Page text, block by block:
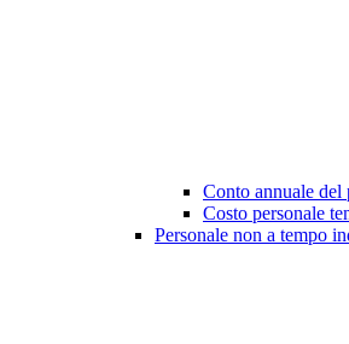
Conto annuale del
Costo personale
Personale non a tempo